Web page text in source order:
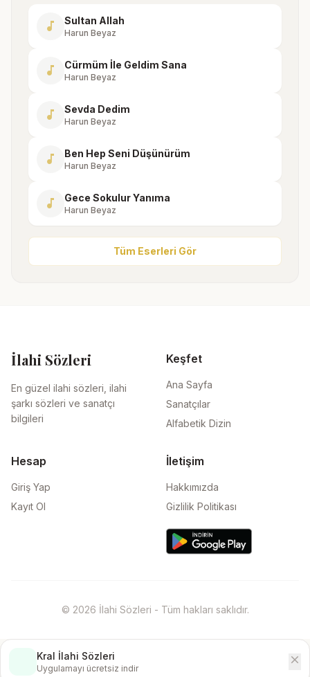
music_note Sultan Allah
Harun Beyaz
music_note Cürmüm İle Geldim Sana
Harun Beyaz
music_note Sevda Dedim
Harun Beyaz
music_note Ben Hep Seni Düşünürüm
Harun Beyaz
music_note Gece Sokulur Yanıma
Harun Beyaz
Tüm Eserleri Gör
İlahi Sözleri
En güzel ilahi sözleri, ilahi
şarkı sözleri ve sanatçı
bilgileri
Keşfet
Ana Sayfa
Sanatçılar
Alfabetik Dizin
Hesap
Giriş Yap
Kayıt Ol
İletişim
Hakkımızda
Gizlilik Politikası
© 2026 İlahi Sözleri - Tüm hakları saklıdır.
Kral İlahi Sözleri
Uygulamayı ücretsiz indir
close